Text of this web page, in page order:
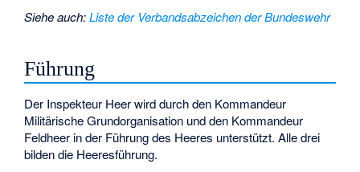
Siehe auch:Liste der Verbandsabzeichen der Bundeswehr
Führung
Der Inspekteur Heer wird durch den Kommandeur
Militärische Grundorganisation und den Kommandeur
Feldheer in der Führung des Heeres unterstützt. Alle drei
bilden die Heeresführung.